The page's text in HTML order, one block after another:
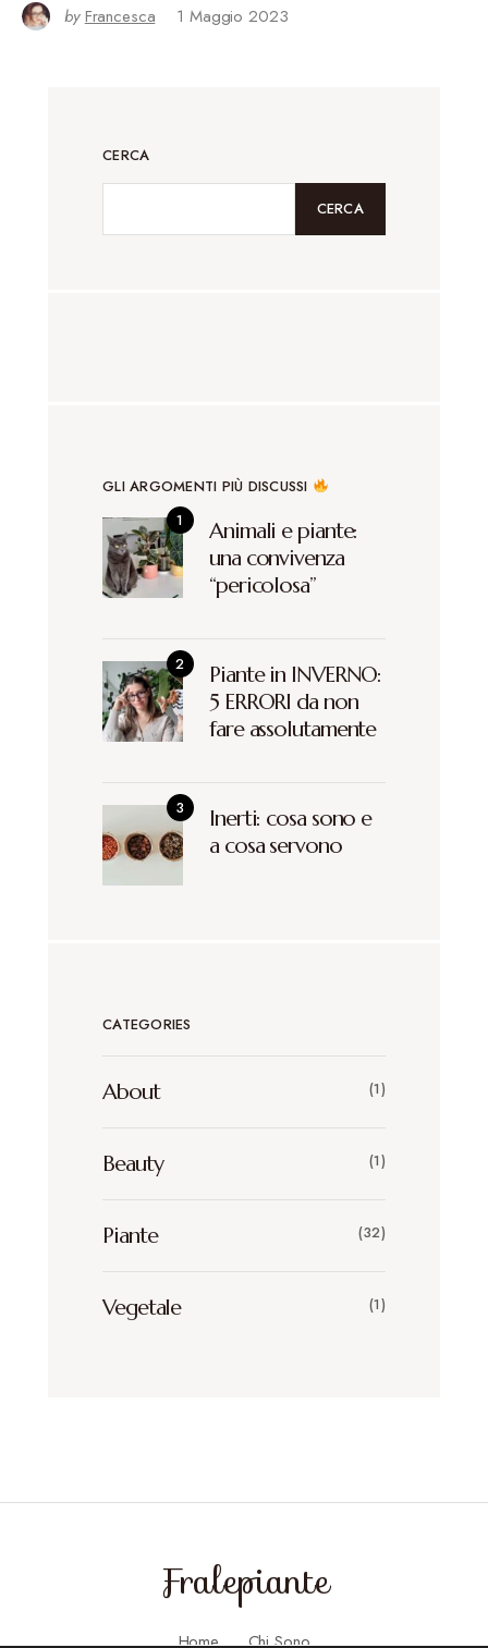
by Francesca 1 Maggio 2023
CERCA
CERCA
GLI ARGOMENTI PIÙ DISCUSSI
Animali e piante:
una convivenza
“pericolosa”
Piante in INVERNO:
5 ERRORI da non
fare assolutamente
Inerti: cosa sono e
a cosa servono
CATEGORIES
About (1)
Beauty (1)
Piante (32)
Vegetale (1)
Fralepiante
Home Chi Sono